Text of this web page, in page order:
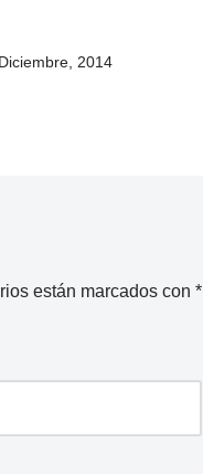
2014
están marcados con *